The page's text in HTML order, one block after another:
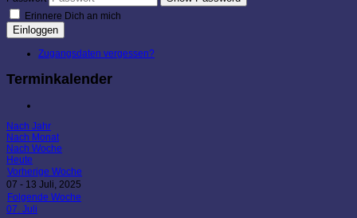
Erinnere Dich an mich
Einloggen
Zugangsdaten vergessen?
Terminkalender
Nach Jahr
Nach Monat
Nach Woche
Heute
Vorherige Woche
07 - 13 Juli, 2025
Folgende Woche
07. Juli